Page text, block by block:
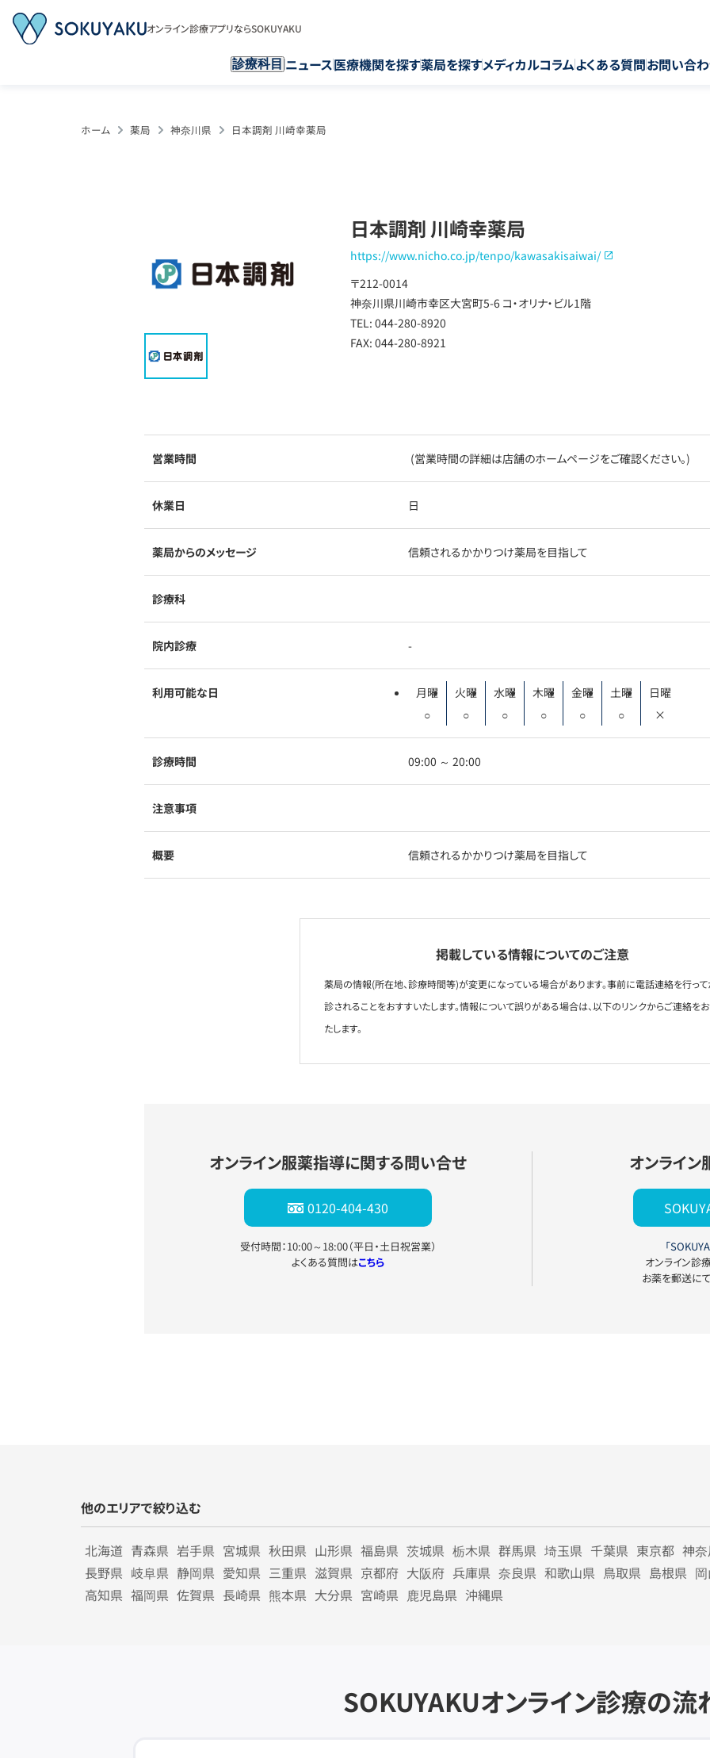
オンライン診療アプリならSOKUYAKU
診療科目 ニュース医療機関を探す薬局を探すメディカルコラムよくある質問お問い合
ホーム 薬局 神奈川県 日本調剤 川崎幸薬局
日本調剤 川崎幸薬局
https://www.nicho.co.jp/tenpo/kawasakisaiwai/
〒212-0014
神奈川県川崎市幸区大宮町5-6 コ・オリナ・ビル1階
TEL: 044-280-8920
FAX: 044-280-8921
営業時間 (営業時間の詳細は店舗のホームページをご確認ください。)
休業日 日
薬局からのメッセージ 信頼されるかかりつけ薬局を目指して
診療科
院内診療 -
利用可能な日
月曜
○
火曜
○
水曜
○
木曜
○
金曜
○
土曜
○
日曜
×
診療時間 09:00 ～ 20:00
注意事項
概要 信頼されるかかりつけ薬局を目指して
掲載している情報についてのご注意
薬局の情報(所在地、診療時間等)が変更になっている場合があります。事前に電話連絡を行っ
診されることをおすすいたします。情報について誤りがある場合は、以下のリンクからご連絡を
たします。
オンライン服薬指導に関する問い合せ
0120-404-430
受付時間：10:00～18:00（平日・土日祝営業）
よくある質問はこちら
オンライ
「
オンライン診
お薬を郵送に
他のエリアで絞り込む
北海道 青森県 岩手県 宮城県 秋田県 山形県 福島県 茨城県 栃木県 群馬県 埼玉県 千葉県 東京都 神
長野県 岐阜県 静岡県 愛知県 三重県 滋賀県 京都府 大阪府 兵庫県 奈良県 和歌山県 鳥取県 島根県
高知県 福岡県 佐賀県 長崎県 熊本県 大分県 宮崎県 鹿児島県 沖縄県
SOKUYAKUオンライン診療の流